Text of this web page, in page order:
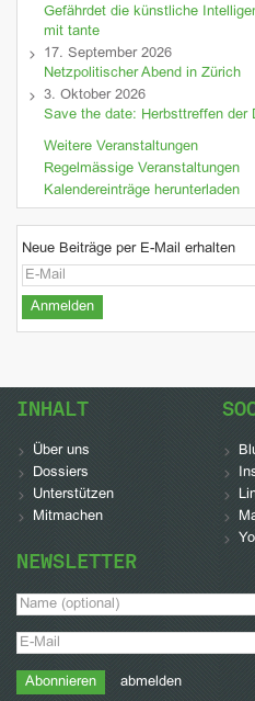
Gefährdet die künstliche
mit tante
17. September 2026
Netzpolitischer Abend in Zürich
3. Oktober 2026
Save the date: Herbsttreffen der
Weitere Veranstaltungen
Regelmässige Veranstaltungen
Kalendereinträge herunterladen
Neue Beiträge per E-Mail erhalten
INHALT
Über uns
Dossiers
Unterstützen
Mitmachen
NEWSLETTER
abmelden